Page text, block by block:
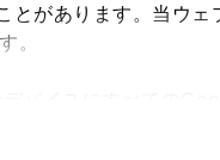
とがあります。当ウェ
。